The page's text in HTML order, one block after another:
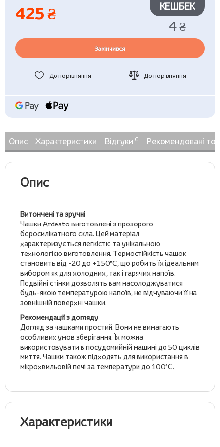
425 ₴ КЕШБЕК
4 ₴
Закінчився
До порівняння До порівняння
Опис Характеристики Відгуки 0 Рекомендовані
Опис
Витончені та зручні
Чашки Ardesto виготовлені з прозорого
боросилікатного скла. Цей матеріал
характеризується легкістю та унікальною
технологією виготовлення. Термостійкість чашок
становить від -20 до +150°C, що робить їх ідеальним
вибором як для холодних, так і гарячих напоїв.
Подвійні стінки дозволять вам насолоджуватися
будь-якою температурою напоїв, не відчуваючи її на
зовнішній поверхні чашки.
Рекомендації з догляду
Догляд за чашками простий. Вони не вимагають
особливих умов зберігання. Їх можна
використовувати в посудомийній машині до 50 циклів
миття. Чашки також підходять для використання в
мікрохвильовій печі за температури до 100°С.
Характеристики